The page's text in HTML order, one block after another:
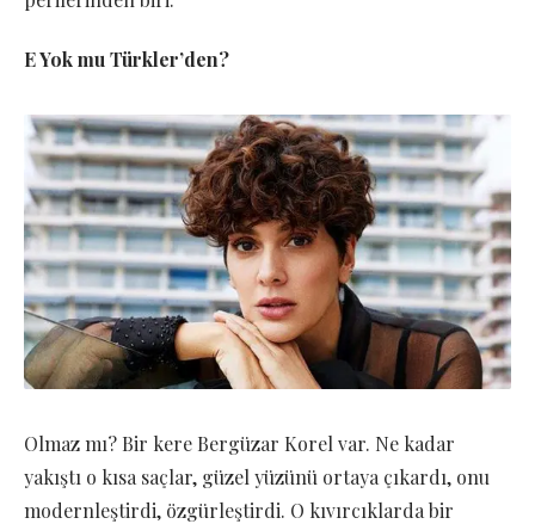
E Yok mu Türkler’den?
Olmaz mı? Bir kere Bergüzar Korel var. Ne kadar
yakıştı o kısa saçlar, güzel yüzünü ortaya çıkardı, onu
modernleştirdi, özgürleştirdi. O kıvırcıklarda bir